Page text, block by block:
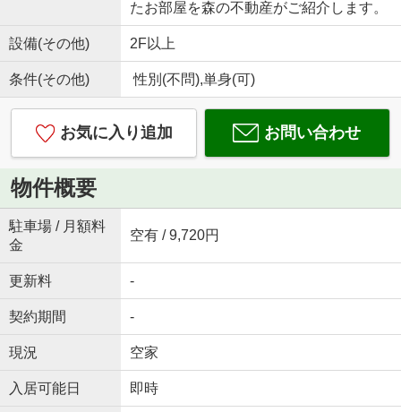
たお部屋を森の不動産がご紹介します。
設備(その他) 2F以上
条件(その他) 性別(不問),単身(可)
お気に入り追加 お問い合わせ
物件概要
駐車場 / 月額料
金
空有 / 9,720円
更新料 -
契約期間 -
現況 空家
入居可能日 即時